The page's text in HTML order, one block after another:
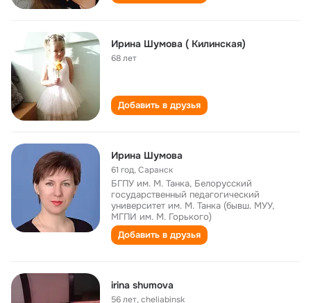
Ирина Шумова ( Килинская)
68 лет
Добавить в друзья
Ирина Шумова
61 год,Саранск
БГПУ им. М. Танка, Белорусский
государственный педагогический
университет им. М. Танка (бывш. МУУ,
МГПИ им. М. Горького)
Добавить в друзья
irina shumova
56 лет,cheliabinsk